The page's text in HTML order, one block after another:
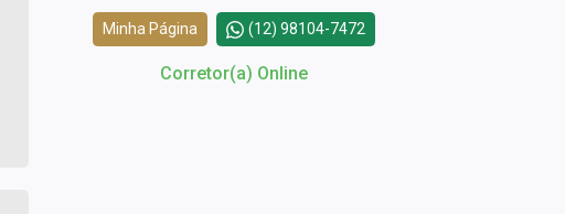
Minha Página (12) 98104-7472
Corretor(a) Online